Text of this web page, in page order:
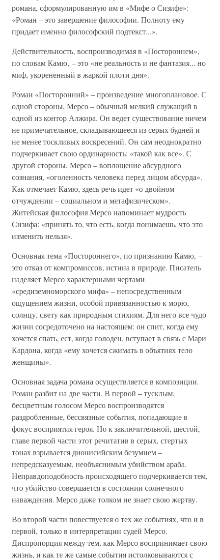
романа, сформулированную им в «Мифе о Сизифе»:
«Роман – это завершение философии. Полноту ему
придает именно философский подтекст...».
Действительность, воспроизводимая в «Постороннем»,
по словам Камю, – это «не реальность и не фантазия... но
миф, укорененный в жаркой плоти дня».
Роман «Посторонний» – произведение многоплановое. С
одной стороны, Мерсо – обычный мелкий служащий в
одной из контор Алжира. Он ведет существование ничем
не примечательное, складывающееся из серых будней и
не менее тоскливых воскресений. Он сам неоднократно
подчеркивает свою ординарность: «такой как все». С
другой стороны, Мерсо – воплощение абсурдного
сознания, «оголенность человека перед лицом абсурда».
Как отмечает Камю, здесь речь идет «о двойном
отчуждении – социальном и метафизическом».
Житейская философия Мерсо напоминает мудрость
Сизифа: «принять то, что есть, когда понимаешь, что это
изменить нельзя».
Основная тема «Постороннего», по признанию Камю, –
это отказ от компромиссов, истина в природе. Писатель
наделяет Мерсо характерными чертами
«средиземноморского мифа» – непосредственным
ощущением жизни, особой привязанностью к морю,
солнцу, свету как природным стихиям. Для него все чудо
жизни сосредоточено на настоящем: он спит, когда ему
хочется спать, ест, когда голоден, вступает в связь с Мари
Кардона, когда «ему хочется сжимать в объятиях тело
женщины».
Основная задача романа осуществляется в композиции.
Роман разбит на две части. В первой – тусклым,
бесцветным голосом Мерсо воспроизводятся
раздробленные, бессвязные события, попадающие в
фокус восприятия героя. Но к заключительной, шестой,
главе первой части этот речитатив в серых, стертых
тонах взрывается дионисийским безумием –
непредсказуемым, необъяснимым убийством араба.
Неправдоподобность происходящего подчеркивается тем,
что убийство совершается в состоянии солнечного
наваждения. Мерсо даже толком не знает свою жертву.
Во второй части повествуется о тех же событиях, что и в
первой, только в интерпретации судей Мерсо.
Диспропорция между тем, как Мерсо воспринимает свою
жизнь, и как те же самые события истолковываются с